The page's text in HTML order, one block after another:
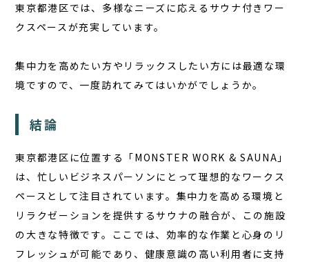
東京都港区では、多様なニーズに応えるサウナ付きワー
クスペースが充実しています。
集中力を高めたい方やリラックスしたい方には最適な環
境ですので、一度訪れてみてはいかがでしょうか。
結論
東京都港区に位置する「MONSTER WORK & SAUNA」
は、忙しいビジネスパーソンにとって理想的なワークス
ペースとして注目されています。 集中力を高める環境と
リラクゼーションを提供するサウナの融合が、この施設
の大きな特徴です。ここでは、効率的な作業と心身のリ
フレッシュが可能であり、健康意識の高い利用者に支持